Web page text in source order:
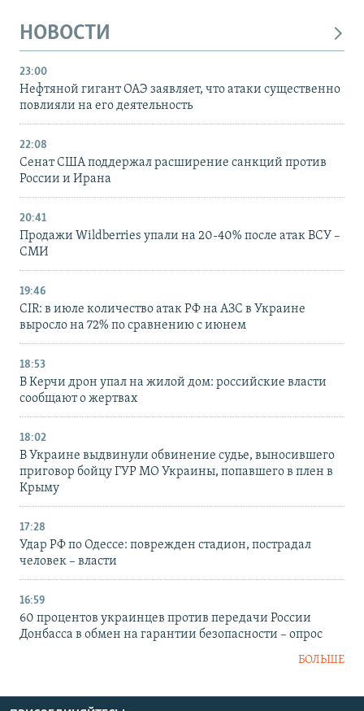
НОВОСТИ
23:00
Нефтяной гигант ОАЭ заявляет, что атаки существенно
повлияли на его деятельность
22:08
Сенат США поддержал расширение санкций против
России и Ирана
20:41
Продажи Wildberries упали на 20-40% после атак ВСУ –
СМИ
19:46
CIR: в июле количество атак РФ на АЗС в Украине
выросло на 72% по сравнению с июнем
18:53
В Керчи дрон упал на жилой дом: российские власти
сообщают о жертвах
18:02
В Украине выдвинули обвинение судье, выносившего
приговор бойцу ГУР МО Украины, попавшего в плен в
Крыму
17:28
Удар РФ по Одессе: поврежден стадион, пострадал
человек – власти
16:59
60 процентов украинцев против передачи России
Донбасса в обмен на гарантии безопасности – опрос
БОЛЬШЕ